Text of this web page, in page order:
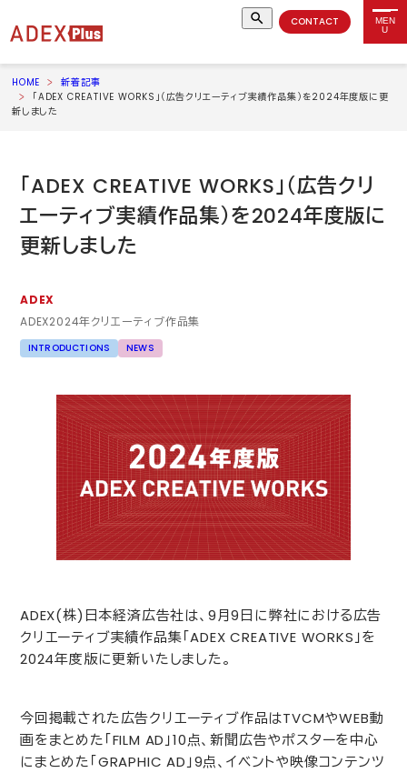
MEN
U
CONTACT
HOME
新着記事
「ADEX CREATIVE WORKS」（広告クリエーティブ実績作品集）を2024年度版に更
新しました
「ADEX CREATIVE WORKS」（広告クリ
エーティブ実績作品集）を2024年度版に
更新しました
ADEX
ADEX2024年クリエーティブ作品集
INTRODUCTIONS NEWS
ADEX(株)日本経済広告社は、 9月9日に弊社における広告
クリエーティブ実績作品集「ADEX CREATIVE WORKS」を
2024年度版に更新いたしました。
今回掲載された広告クリエーティブ作品はTVCMやWEB動
画をまとめた「FILM AD」10点、新聞広告やポスターを中心
にまとめた「GRAPHIC AD」9点、イベントや映像コンテンツ